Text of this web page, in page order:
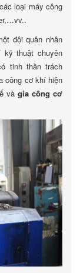
loại máy công
đội quân nhân
thuật chuyên
tinh thần trách
công cơ khí hiện
và gia công cơ